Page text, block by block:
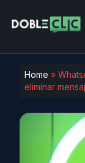
Home »
eliminar